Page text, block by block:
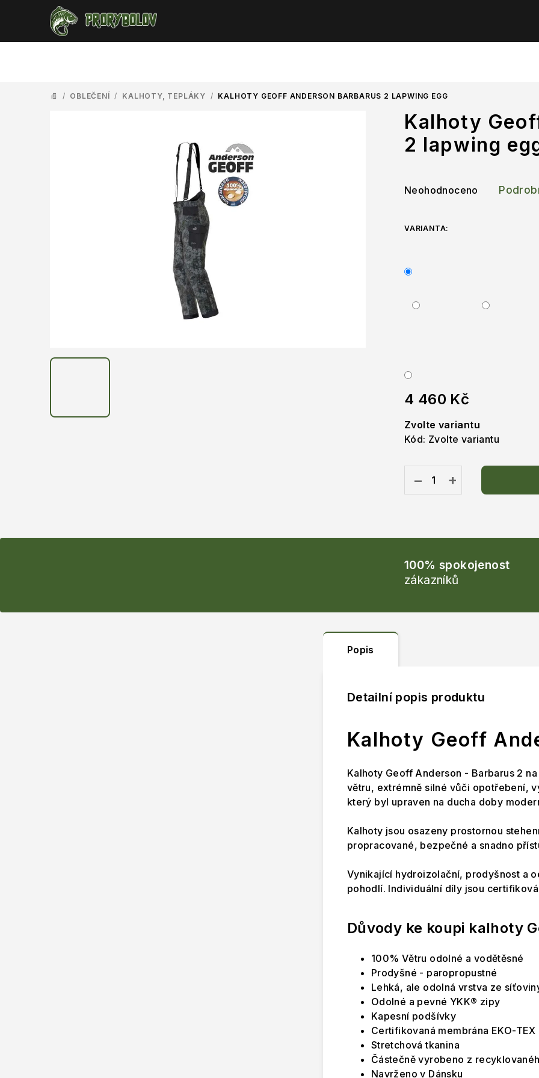
DOMŮ
/ OBLEČENÍ / KALHOTY, TEPLÁKY / KALHOTY GEOFF ANDERSON BARBARUS 2 LAPWING EGG
Kalhoty
2 lapwing
hodnocení
je
5
Neohodnoceno
VARIANTA:
4 460 Kč
Měrná
cena:
Zvolte variantu
Kód: Zvolte variantu
+
−
100% spokojenost
zákazníků
Popis
Detailní popis produktu
Kalhoty Geoff
Kalhoty Geoff Anderson - Barbarus 2
větru, extrémně silné vůči opotřebení,
který byl upraven na ducha doby
Kalhoty jsou osazeny prostornou
propracované, bezpečné a snadno
Vynikající hydroizolační, prodyšnost a
pohodlí. Individuální díly jsou
Důvody ke koupi kalhoty
100% Větru odolné a vodětěsné
Prodyšné - paropropustné
Lehká, ale odolná vrstva ze
Odolné a pevné YKK® zipy
Kapesní podšívky
Certifikovaná membrána EKO-TEX
Stretchová tkanina
Částečně vyrobeno z
Navrženo v Dánsku